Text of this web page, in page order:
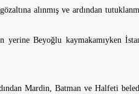
alınmış ve ardından
yerine Beyoğlu kaymakamıyken
Mardin, Batman ve Halfeti